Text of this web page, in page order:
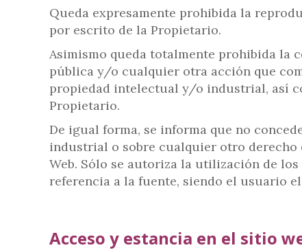
Queda expresamente prohibida la
por escrito de la Propietario.
Asimismo queda totalmente prohibida la
pública y/o cualquier otra acción que
propiedad intelectual y/o industrial, así
Propietario.
De igual forma, se informa que no
industrial o sobre cualquier otro
Web. Sólo se autoriza la utilización de
referencia a la fuente, siendo el usuario
Acceso y estancia en el sitio